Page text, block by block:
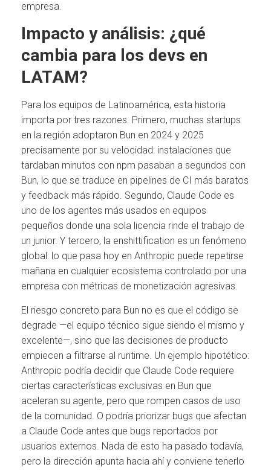
empresa.
Impacto y análisis: ¿qué
cambia para los devs en
LATAM?
Para los equipos de Latinoamérica, esta historia
importa por tres razones. Primero, muchas startups
en la región adoptaron Bun en 2024 y 2025
precisamente por su velocidad: instalaciones que
tardaban minutos con npm pasaban a segundos con
Bun, lo que se traduce en pipelines de CI más baratos
y feedback más rápido. Segundo, Claude Code es
uno de los agentes más usados en equipos
pequeños donde una sola licencia rinde el trabajo de
un junior. Y tercero, la enshittification es un fenómeno
global: lo que pasa hoy en Anthropic puede repetirse
mañana en cualquier ecosistema controlado por una
empresa con métricas de monetización agresivas.
El riesgo concreto para Bun no es que el código se
degrade —el equipo técnico sigue siendo el mismo y
excelente—, sino que las decisiones de producto
empiecen a filtrarse al runtime. Un ejemplo hipotético:
Anthropic podría decidir que Claude Code requiere
ciertas características exclusivas en Bun que
aceleran su agente, pero que rompen casos de uso
de la comunidad. O podría priorizar bugs que afectan
a Claude Code antes que bugs reportados por
usuarios externos. Nada de esto ha pasado todavía,
pero la dirección apunta hacia ahí y conviene tenerlo